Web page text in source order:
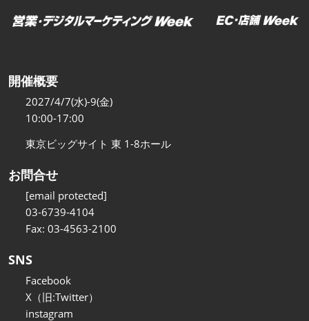
開催概要
2027/4/7(水)-9(金)
10:00-17:00
東京ビッグサイト 東 1-8ホール
お問合せ
[email protected]
03-6739-4104
Fax: 03-4563-2100
SNS
Facebook
X（旧:Twitter）
instagram